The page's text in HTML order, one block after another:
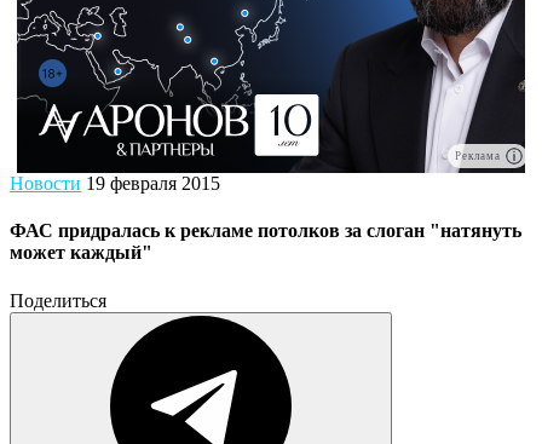
Реклама
Новости 19 февраля 2015
ФАС придралась к рекламе потолков за слоган "натянуть
может каждый"
Поделиться